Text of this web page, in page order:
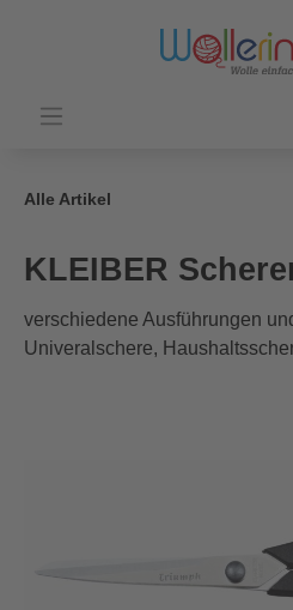
Alle Artikel
KLEIBER
verschiedene Ausführungen
Univeralschere,